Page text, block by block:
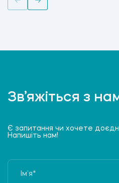
Зв’яжіться з
Є запитання чи хочете
Напишіть нам!